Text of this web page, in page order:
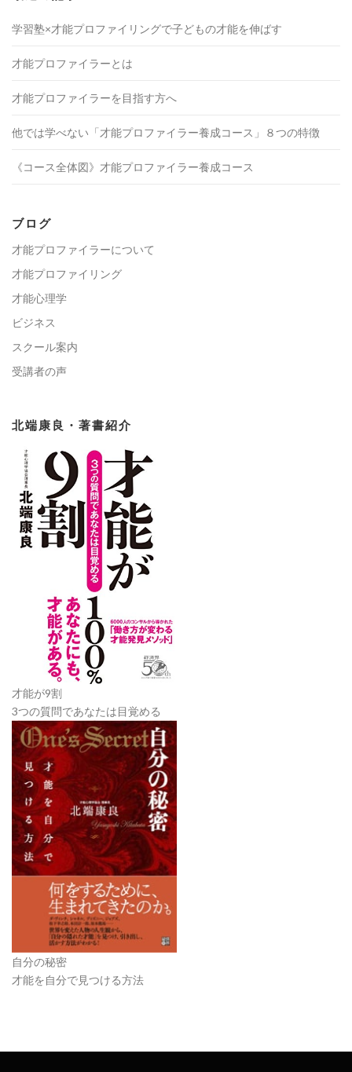
学習塾×才能プロファイリングで子どもの才能を伸ばす
才能プロファイラーとは
才能プロファイラーを目指す方へ
他では学べない「才能プロファイラー養成コース」８つの特徴
《コース全体図》才能プロファイラー養成コース
ブログ
才能プロファイラーについて
才能プロファイリング
才能心理学
ビジネス
スクール案内
受講者の声
北端康良・著書紹介
才能が9割
3つの質問であなたは目覚める
自分の秘密
才能を自分で見つける方法